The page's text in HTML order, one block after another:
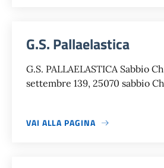
G.S. Pallaelastica
G.S. PALLAELASTICA Sabbio
settembre 139, 25070 sabbio
VAI ALLA PAGINA